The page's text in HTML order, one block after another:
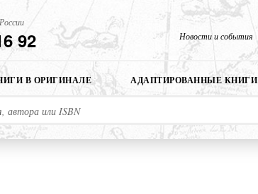
92 Новости и события
В ОРИГИНАЛЕ АДАПТИРОВАННЫЕ КНИГИ